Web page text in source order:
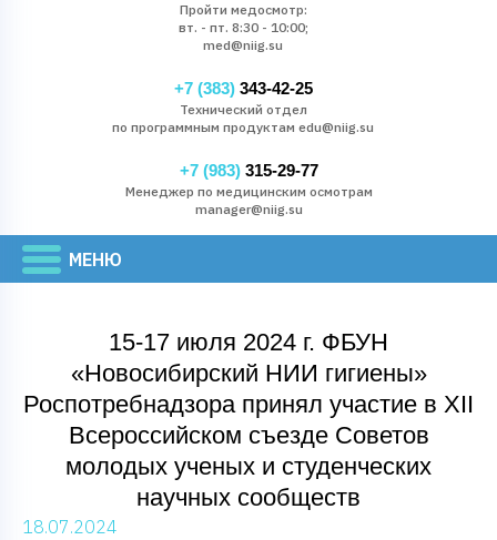
Пройти медосмотр:
вт. - пт. 8:30 - 10:00;
med@niig.su
+7 (383)343-42-25
Технический отдел
по программным продуктам edu@niig.su
+7 (983)315-29-77
Менеджер по медицинским осмотрам
manager@niig.su
15-17 июля 2024 г. ФБУН
«Новосибирский НИИ гигиены»
Роспотребнадзора принял участие в XII
Всероссийском съезде Советов
молодых ученых и студенческих
научных сообществ
18.07.2024